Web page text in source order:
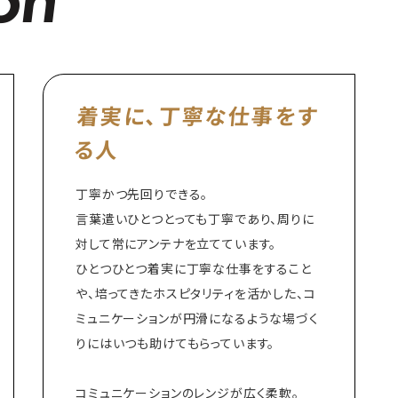
着実に、丁寧な仕事をす
る人
丁寧かつ先回りできる。
言葉遣いひとつとっても丁寧であり、周りに
対して常にアンテナを立てています。
ひとつひとつ着実に丁寧な仕事をすること
や、培ってきたホスピタリティを活かした、コ
ミュニケーションが円滑になるような場づく
りにはいつも助けてもらっています。
コミュニケーションのレンジが広く柔軟。